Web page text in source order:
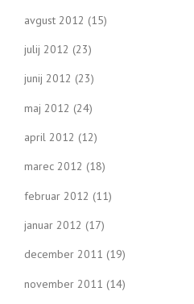
avgust 2012 (15)
julij 2012 (23)
junij 2012 (23)
maj 2012 (24)
april 2012 (12)
marec 2012 (18)
februar 2012 (11)
januar 2012 (17)
december 2011 (19)
november 2011 (14)